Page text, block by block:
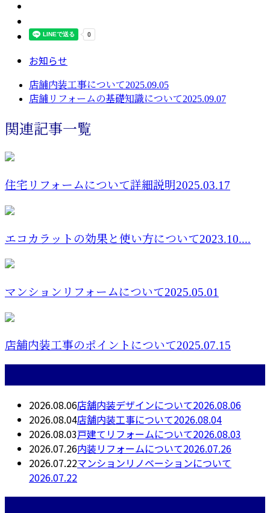
お知らせ
店舗内装工事について2025.09.05
店舗リフォームの基礎知識について2025.09.07
関連記事一覧
住宅リフォームについて詳細説明2025.03.17
エコカラットの効果と使い方について2023.10....
マンションリフォームについて2025.05.01
店舗内装工事のポイントについて2025.07.15
2026.08.06店舗内装デザインについて2026.08.06
2026.08.04店舗内装工事について2026.08.04
2026.08.03戸建てリフォームについて2026.08.03
2026.07.26内装リフォームについて2026.07.26
2026.07.22マンションリノベーションについて
2026.07.22